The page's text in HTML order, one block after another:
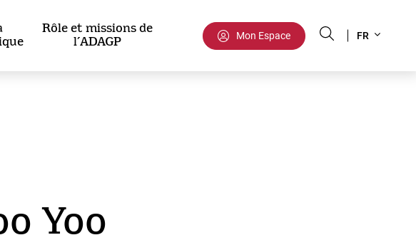
Rôle et missions de
l’ADAGP
Mon Espace
your
FR
Yoo